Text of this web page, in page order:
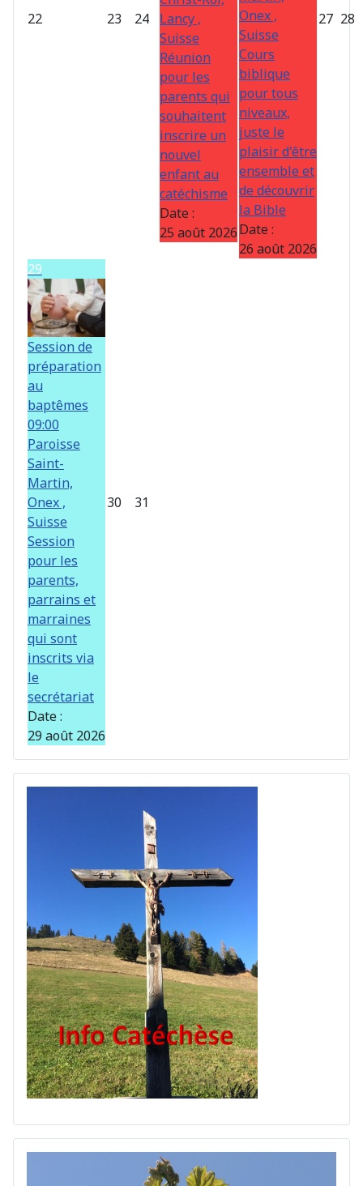
22 23 24
Lancy ,
Suisse
Réunion
pour les
parents qui
souhaitent
inscrire un
nouvel
enfant au
catéchisme
Date :
25 août 2026
Onex ,
Suisse
Cours
biblique
pour tous
niveaux,
juste le
plaisir d'être
ensemble et
de découvrir
la Bible
Date :
26 août 2026
27 28
29
Session de
préparation
au
baptêmes
09:00
Paroisse
Saint-
Martin,
Onex ,
Suisse
Session
pour les
parents,
parrains et
marraines
qui sont
inscrits via
le
secrétariat
Date :
29 août 2026
30 31